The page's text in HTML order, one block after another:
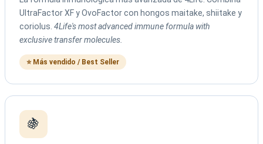
UltraFactor XF y OvoFactor con hongos maitake, shiitake y
coriolus. 4Life's most advanced immune formula with
exclusive transfer molecules.
⭐ Más vendido / Best Seller
🍇